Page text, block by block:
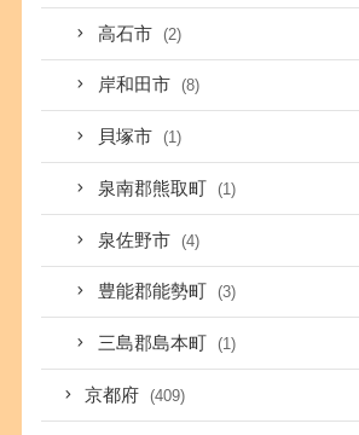
高石市 (2)
岸和田市 (8)
貝塚市 (1)
泉南郡熊取町 (1)
泉佐野市 (4)
豊能郡能勢町 (3)
三島郡島本町 (1)
京都府 (409)